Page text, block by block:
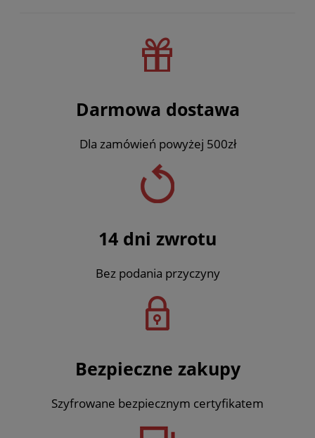
Darmowa dostawa
Dla zamówień powyżej 500zł
14 dni zwrotu
Bez podania przyczyny
Bezpieczne zakupy
Szyfrowane bezpiecznym certyfikatem